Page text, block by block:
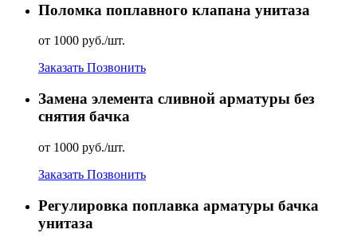
Поломка поплавного клапана унитаза
от 1000 руб./шт.
Заказать Позвонить
Замена элемента сливной арматуры без
снятия бачка
от 1000 руб./шт.
Заказать Позвонить
Регулировка поплавка арматуры бачка
унитаза